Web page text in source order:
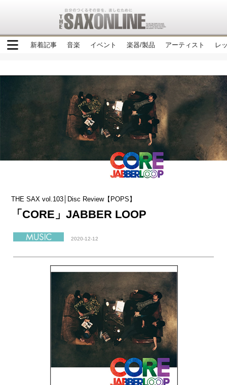
新着記事 音楽 イベント 楽器/製品 アーティスト レ
THE SAX vol.103│Disc Review【POPS】
「CORE」JABBER LOOP
2020-12-12